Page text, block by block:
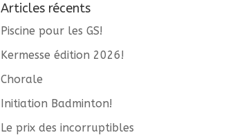
Articles récents
Piscine pour les GS!
Kermesse édition 2026!
Chorale
Initiation Badminton!
Le prix des incorruptibles